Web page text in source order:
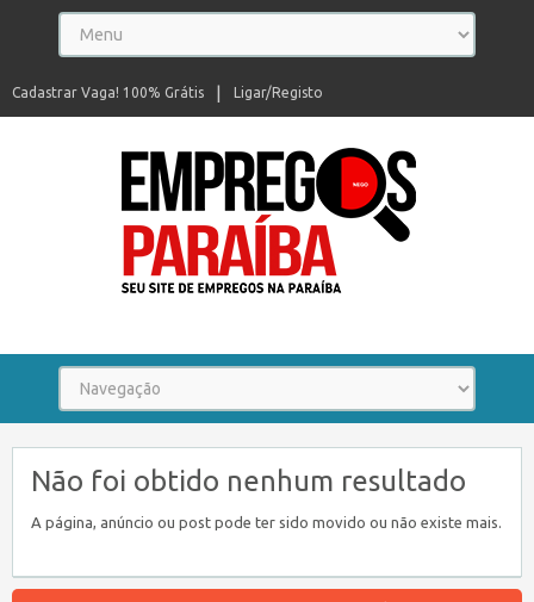
Ligar/Registo
Cadastrar Vaga! 100% Grátis
Não foi obtido nenhum resultado
A página, anúncio ou post pode ter sido movido ou não existe mais.